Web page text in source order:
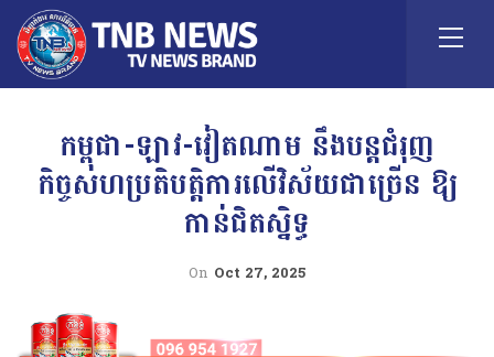
កម្ពុជា-ឡាវ-វៀតណាម នឹងបន្តជំរុញ
កិច្ចសហប្រតិបត្តិការលើវិស័យជាច្រើន ឱ្យ
កាន់ជិតស្និទ្ធ
On Oct 27, 2025